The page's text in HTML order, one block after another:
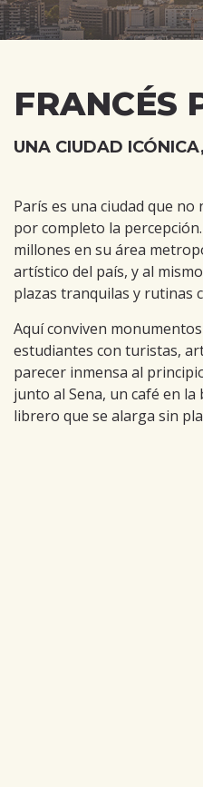
FRANCÉS
UNA CIUDAD
París es una ciudad que
por completo la
millones en su área
artístico del país, y al
plazas tranquilas y rutinas
Aquí conviven
estudiantes con turistas,
parecer inmensa al
junto al Sena, un café en
librero que se alarga sin